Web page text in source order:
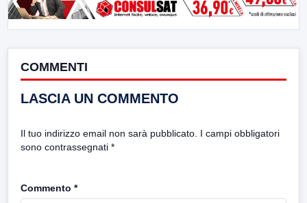
COMMENTI
LASCIA UN COMMENTO
Il tuo indirizzo email non sarà pubblicato. I campi obbligatori
sono contrassegnati *
Commento *